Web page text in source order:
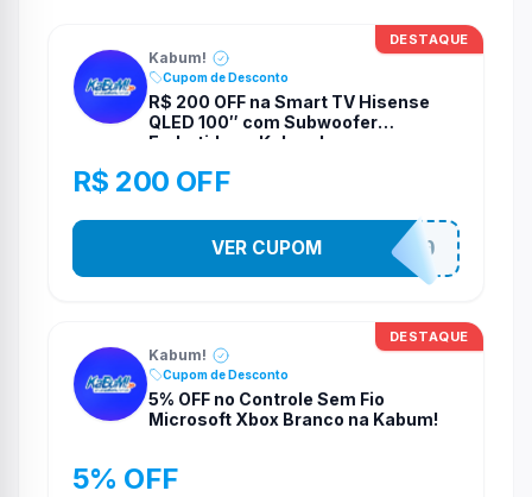
DESTAQUE
Kabum!
Cupom de Desconto
R$ 200 OFF na Smart TV Hisense
QLED 100″ com Subwoofer
Embutido na Kabum!
R$ 200 OFF
TELAO200
VER CUPOM
DESTAQUE
Kabum!
Cupom de Desconto
5% OFF no Controle Sem Fio
Microsoft Xbox Branco na Kabum!
5% OFF